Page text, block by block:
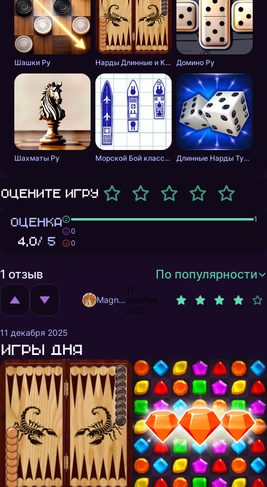
Шашки Ру Нарды Длинные и Короткие онлайн Домино Ру
Шахматы Ру Морской Бой классический онлайн Длинные Нарды Турнир
Оцените игру
ОЦЕНКА
4,0/ 5
1
0
0
1 отзыв По популярности
MagnificentMrFox
11
декабря
2025
11 декабря 2025
Игры дня